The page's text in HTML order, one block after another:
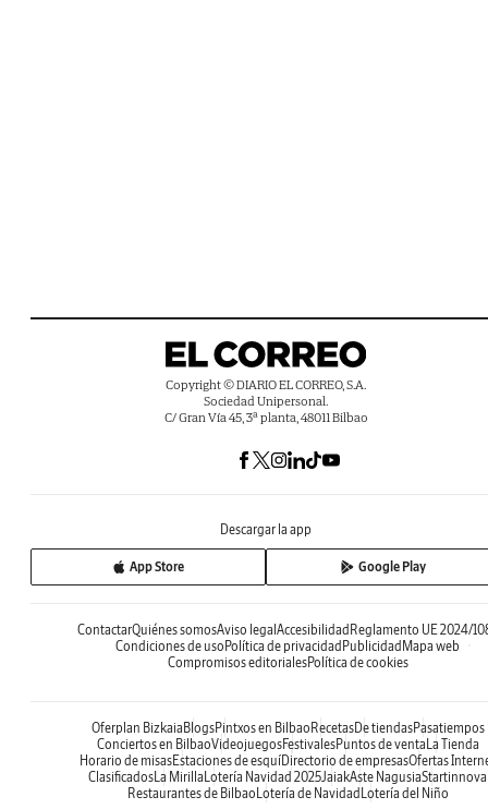
Copyright © DIARIO EL CORREO, S.A.
Sociedad Unipersonal.
C/ Gran Vía 45, 3ª planta, 48011 Bilbao
Descargar la app
App Store Google Play
ContactarQuiénes somosAviso legalAccesibilidadReglamento UE 2024/
Condiciones de usoPolítica de privacidadPublicidadMapa web
Compromisos editorialesPolítica de cookies
Oferplan BizkaiaBlogsPintxos en BilbaoRecetasDe tiendasPasatiempos
Conciertos en BilbaoVideojuegosFestivalesPuntos de ventaLa Tienda
Horario de misasEstaciones de esquíDirectorio de empresasOfertas
ClasificadosLa MirillaLotería Navidad 2025JaiakAste NagusiaStartinnova
Restaurantes de BilbaoLotería de NavidadLotería del Niño